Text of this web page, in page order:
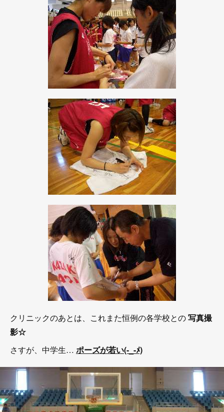
クリニックのあとは、これまた恒例の各学校との写真撮
影☆
さすが、中学生… ポーズが若い(-_-ﾒ)